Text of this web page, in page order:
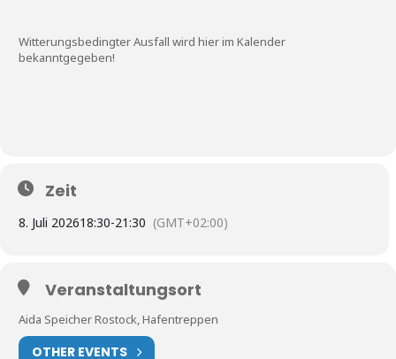
Witterungsbedingter Ausfall wird hier im Kalender
bekanntgegeben!
Zeit
8. Juli 202618:30-21:30 (GMT+02:00)
Veranstaltungsort
Aida Speicher Rostock, Hafentreppen
OTHER EVENTS